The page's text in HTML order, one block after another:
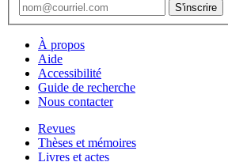
À propos
Aide
Accessibilité
Guide de recherche
Nous contacter
Revues
Thèses et mémoires
Livres et actes